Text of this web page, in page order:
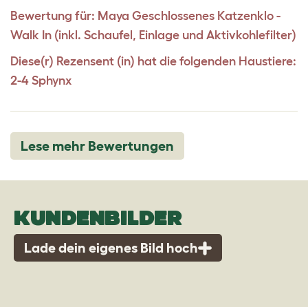
Bewertung für: Maya Geschlossenes Katzenklo -
Walk In (inkl. Schaufel, Einlage und Aktivkohlefilter)
Diese(r) Rezensent (in) hat die folgenden Haustiere:
2-4 Sphynx
Lese mehr Bewertungen
KUNDENBILDER
Lade dein eigenes Bild hoch